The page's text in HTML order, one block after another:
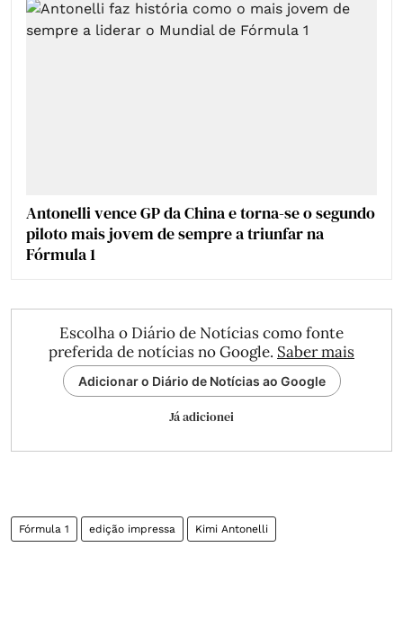
Antonelli vence GP da China e torna-se o segundo
piloto mais jovem de sempre a triunfar na
Fórmula 1
Escolha o Diário de Notícias como fonte
preferida de notícias no Google. Saber mais
Adicionar o Diário de Notícias ao Google
Já adicionei
Fórmula 1 edição impressa Kimi Antonelli